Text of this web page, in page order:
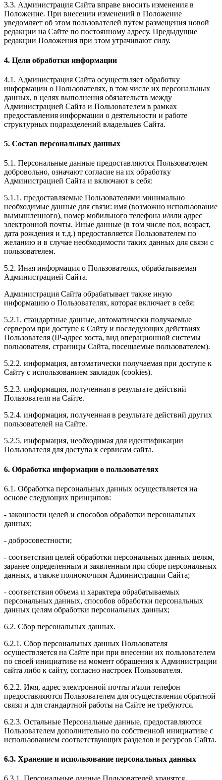
3.3. Администрация Сайта вправе вносить изменения в
Положение. При внесении изменений в Положение
уведомляет об этом пользователей путем размещения новой
редакции на Сайте по постоянному адресу. Предыдущие
редакции Положения при этом утрачивают силу.
4. Цели обработки информации
4.1. Администрация Сайта осуществляет обработку
информации о Пользователях, в том числе их персональных
данных, в целях выполнения обязательств между
Администрацией Сайта и Пользователем в рамках
предоставления информации о деятельности и работе
структурных подразделений владельцев Сайта.
5. Состав персональных данных
5.1. Персональные данные предоставляются Пользователем
добровольно, означают согласие на их обработку
Администрацией Сайта и включают в себя:
5.1.1. предоставляемые Пользователями минимально
необходимые данные для связи: имя (возможно использование
вымышленного), номер мобильного телефона и/или адрес
электронной почты. Иные данные (в том числе пол, возраст,
дата рождения и т.д.) предоставляется Пользователем по
желанию и в случае необходимости таких данных для связи с
пользователем.
5.2. Иная информация о Пользователях, обрабатываемая
Администрацией Сайта.
Администрация Сайта обрабатывает также иную
информацию о Пользователях, которая включает в себя:
5.2.1. стандартные данные, автоматически получаемые
сервером при доступе к Сайту и последующих действиях
Пользователя (IP-адрес хоста, вид операционной системы
пользователя, страницы Сайта, посещаемые пользователем).
5.2.2. информация, автоматически получаемая при доступе к
Сайту с использованием закладок (cookies).
5.2.3. информация, полученная в результате действий
Пользователя на Сайте.
5.2.4. информация, полученная в результате действий других
пользователей на Сайте.
5.2.5. информация, необходимая для идентификации
Пользователя для доступа к сервисам сайта.
6. Обработка информации о пользователях
6.1. Обработка персональных данных осуществляется на
основе следующих принципов:
- законности целей и способов обработки персональных
данных;
- добросовестности;
- соответствия целей обработки персональных данных целям,
заранее определенным и заявленным при сборе персональных
данных, а также полномочиям Администрации Сайта;
- соответствия объема и характера обрабатываемых
персональных данных, способов обработки персональных
данных целям обработки персональных данных;
6.2. Сбор персональных данных.
6.2.1. Сбор персональных данных Пользователя
осуществляется на Сайте при при внесении их пользователем
по своей инициативе на момент обращения к Администрации
сайта либо к сайту, согласно настроек Пользователя.
6.2.2. Имя, адрес электронной почты и\или телефон
предоставляются Пользователем для осуществления обратной
связи и для стандартной работы на Сайте не требуются.
6.2.3. Остальные Персональные данные, предоставляются
Пользователем дополнительно по собственной инициативе с
использованием соответствующих разделов и ресурсов Сайта.
6.3. Хранение и использование персональных данных